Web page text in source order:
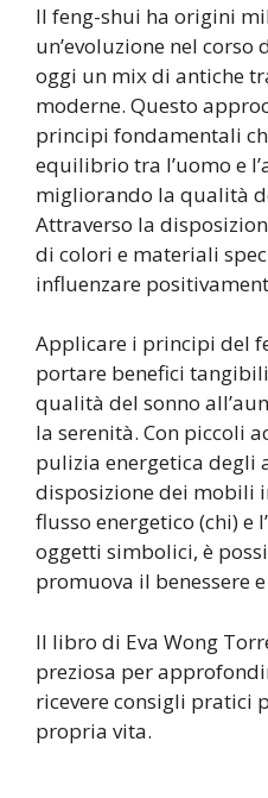
Il feng-shui ha origini
un’evoluzione nel corso
oggi un mix di antiche
moderne. Questo
principi fondamentali
equilibrio tra l’uomo e
migliorando la qualità
Attraverso la
di colori e materiali
influenzare
Applicare i principi del
portare benefici
qualità del sonno
la serenità. Con piccoli
pulizia energetica degli
disposizione dei mobili
flusso energetico (chi) e
oggetti simbolici, è
promuova il benessere
Il libro di Eva Wong
preziosa per
ricevere consigli pratici
propria vita.